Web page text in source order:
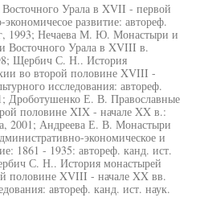
Урала в XVII - первой
развитие: автореф.
1993; Нечаева М. Ю. Монастыри и
Восточного Урала в XVIII в.
Щербич С. Н.. История
во второй половине XVIII -
исследования: автореф.
Дроботушенко Е. В. Православные
половине XIX - начале XX в.:
2001; Андреева Е. В. Монастыри
экономическое и
1861 - 1935: автореф. канд. ист.
С. Н.. История монастырей
половине XVIII - начале XX вв.
автореф. канд. ист. наук.